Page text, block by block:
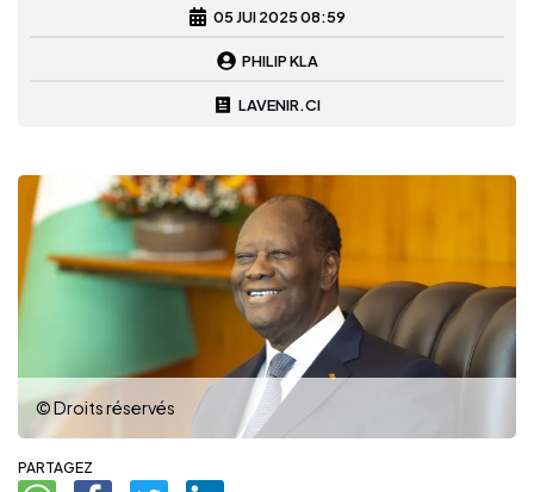
05 JUI 2025 08:59
PHILIP KLA
LAVENIR.CI
© Droits réservés
PARTAGEZ